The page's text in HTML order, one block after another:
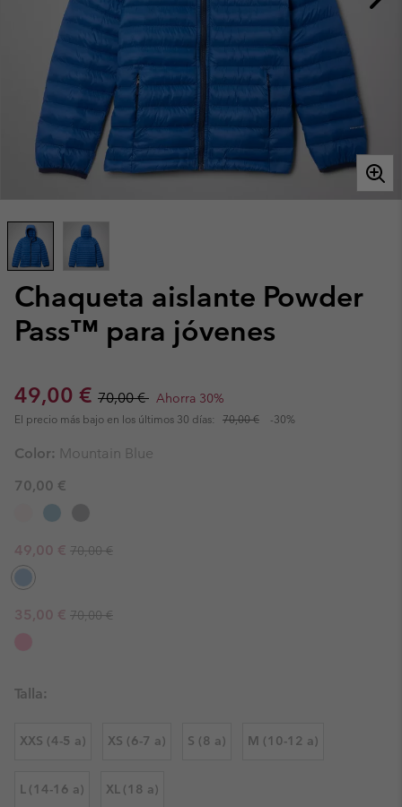
Chaqueta aislante Powder
Pass™ para jóvenes
Sale price:
49,00 € Regular price:
70,00 € Ahorra 30%
El precio más bajo en los últimos 30 días: 70,00 € -30%
Color: Mountain Blue
70,00 €
Sale price:
49,00 € Regular price:
70,00 €
Sale price:
35,00 € Regular price:
70,00 €
Talla:
XXS (4-5 a) XS (6-7 a) S (8 a) M (10-12 a)
L (14-16 a) XL (18 a)